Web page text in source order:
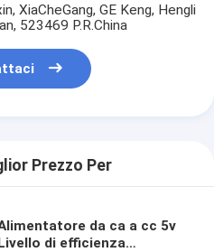
XiaCheGang, GE Keng, Hengli
523469 P.R.China
Prezzo Per
da ca a cc 5v
di efficienza